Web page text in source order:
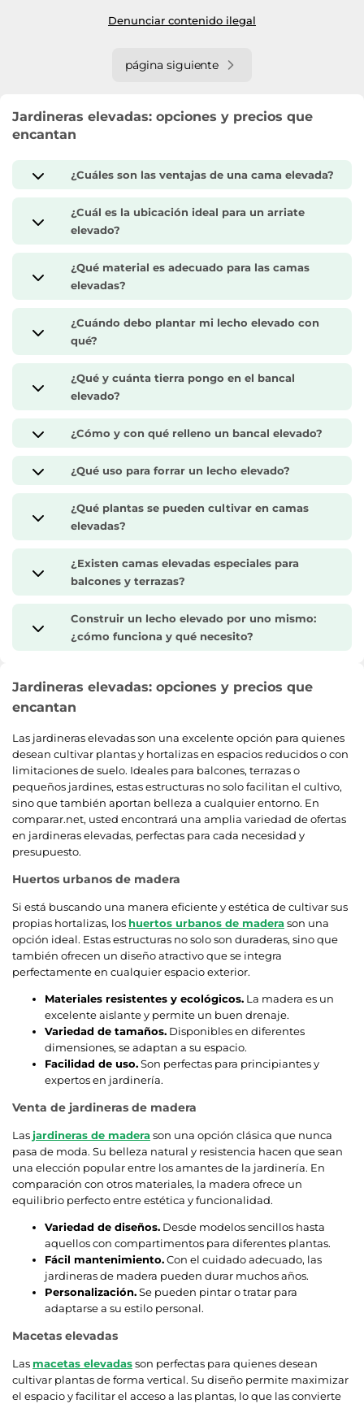
Denunciar contenido ilegal
página siguiente
Jardineras elevadas: opciones y precios que
encantan
¿Cuáles son las ventajas de una cama elevada?
¿Cuál es la ubicación ideal para un arriate
elevado?
¿Qué material es adecuado para las camas
elevadas?
¿Cuándo debo plantar mi lecho elevado con
qué?
¿Qué y cuánta tierra pongo en el bancal
elevado?
¿Cómo y con qué relleno un bancal elevado?
¿Qué uso para forrar un lecho elevado?
¿Qué plantas se pueden cultivar en camas
elevadas?
¿Existen camas elevadas especiales para
balcones y terrazas?
Construir un lecho elevado por uno mismo:
¿cómo funciona y qué necesito?
Jardineras elevadas: opciones y precios que
encantan
Las jardineras elevadas son una excelente opción para quienes
desean cultivar plantas y hortalizas en espacios reducidos o con
limitaciones de suelo. Ideales para balcones, terrazas o
pequeños jardines, estas estructuras no solo facilitan el cultivo,
sino que también aportan belleza a cualquier entorno. En
comparar.net, usted encontrará una amplia variedad de ofertas
en jardineras elevadas, perfectas para cada necesidad y
presupuesto.
Huertos urbanos de madera
Si está buscando una manera eficiente y estética de cultivar sus
propias hortalizas, los huertos urbanos de maderason una
opción ideal. Estas estructuras no solo son duraderas, sino que
también ofrecen un diseño atractivo que se integra
perfectamente en cualquier espacio exterior.
Materiales resistentes y ecológicos. La madera es un
excelente aislante y permite un buen drenaje.
Variedad de tamaños. Disponibles en diferentes
dimensiones, se adaptan a su espacio.
Facilidad de uso.Son perfectas para principiantes y
expertos en jardinería.
Venta de jardineras de madera
Lasjardineras de maderason una opción clásica que nunca
pasa de moda. Su belleza natural y resistencia hacen que sean
una elección popular entre los amantes de la jardinería. En
comparación con otros materiales, la madera ofrece un
equilibrio perfecto entre estética y funcionalidad.
Variedad de diseños. Desde modelos sencillos hasta
aquellos con compartimentos para diferentes plantas.
Fácil mantenimiento.Con el cuidado adecuado, las
jardineras de madera pueden durar muchos años.
Personalización.Se pueden pintar o tratar para
adaptarse a su estilo personal.
Macetas elevadas
Las macetas elevadasson perfectas para quienes desean
cultivar plantas de forma vertical. Su diseño permite maximizar
el espacio y facilitar el acceso a las plantas, lo que las convierte